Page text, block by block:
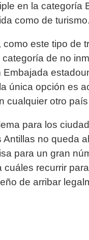
en la categoría
como de turismo.
como este tipo de
de no
Embajada
única opción es
cualquier otro
para los
Antillas no queda
para un gran
cuáles recurrir
de arribar